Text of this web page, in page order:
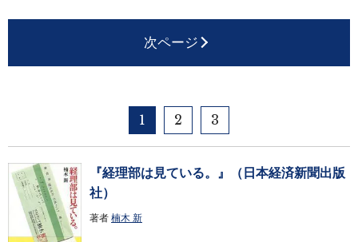
次ページ
1 2 3
『経理部は見ている。』（日本経済新聞出版
社）
著者 楠木 新